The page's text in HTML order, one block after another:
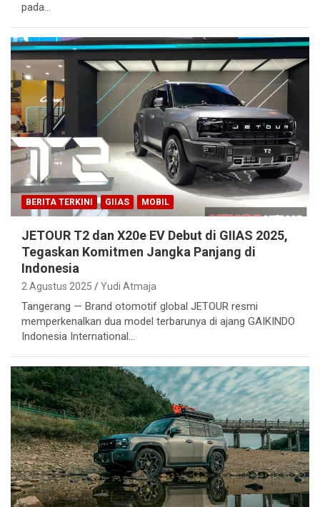
pada…
BERITA TERKINI GIIAS MOBIL
JETOUR T2 dan X20e EV Debut di GIIAS 2025,
Tegaskan Komitmen Jangka Panjang di
Indonesia
2 Agustus 2025 Yudi Atmaja
Tangerang — Brand otomotif global JETOUR resmi
memperkenalkan dua model terbarunya di ajang GAIKINDO
Indonesia International…